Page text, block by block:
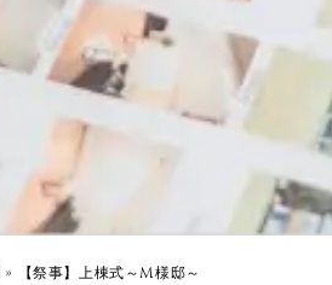
» 【祭事】上棟式～M様邸～